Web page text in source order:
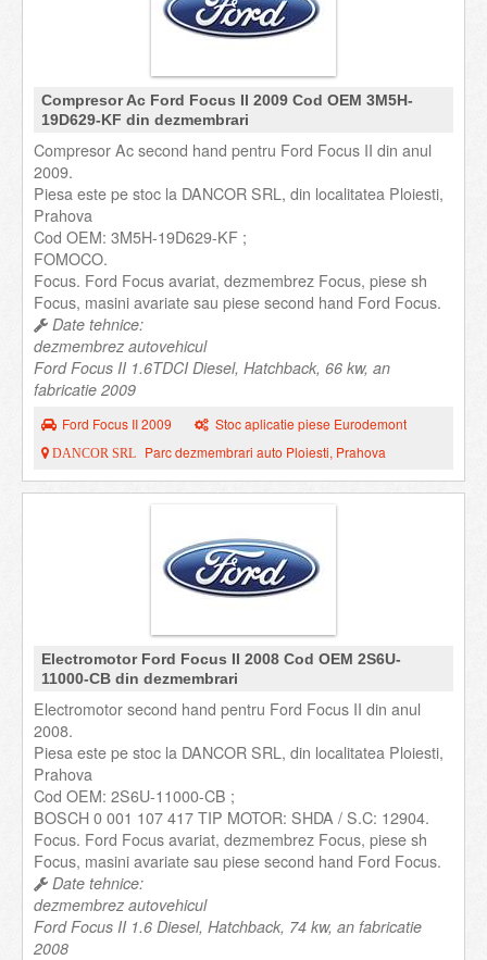
Compresor Ac Ford Focus II 2009 Cod OEM 3M5H-
19D629-KF din dezmembrari
Compresor Ac second hand pentru Ford Focus II din anul
2009.
Piesa este pe stoc la DANCOR SRL, din localitatea Ploiesti,
Prahova
Cod OEM: 3M5H-19D629-KF ;
FOMOCO.
Focus. Ford Focus avariat, dezmembrez Focus, piese sh
Focus, masini avariate sau piese second hand Ford Focus.
Date tehnice:
dezmembrez autovehicul
Ford Focus II 1.6TDCI Diesel, Hatchback, 66 kw, an
fabricatie 2009
Ford Focus II 2009 Stoc aplicatie piese Eurodemont
DANCOR SRL Parc dezmembrari auto Ploiesti, Prahova
Electromotor Ford Focus II 2008 Cod OEM 2S6U-
11000-CB din dezmembrari
Electromotor second hand pentru Ford Focus II din anul
2008.
Piesa este pe stoc la DANCOR SRL, din localitatea Ploiesti,
Prahova
Cod OEM: 2S6U-11000-CB ;
BOSCH 0 001 107 417 TIP MOTOR: SHDA / S.C: 12904.
Focus. Ford Focus avariat, dezmembrez Focus, piese sh
Focus, masini avariate sau piese second hand Ford Focus.
Date tehnice:
dezmembrez autovehicul
Ford Focus II 1.6 Diesel, Hatchback, 74 kw, an fabricatie
2008